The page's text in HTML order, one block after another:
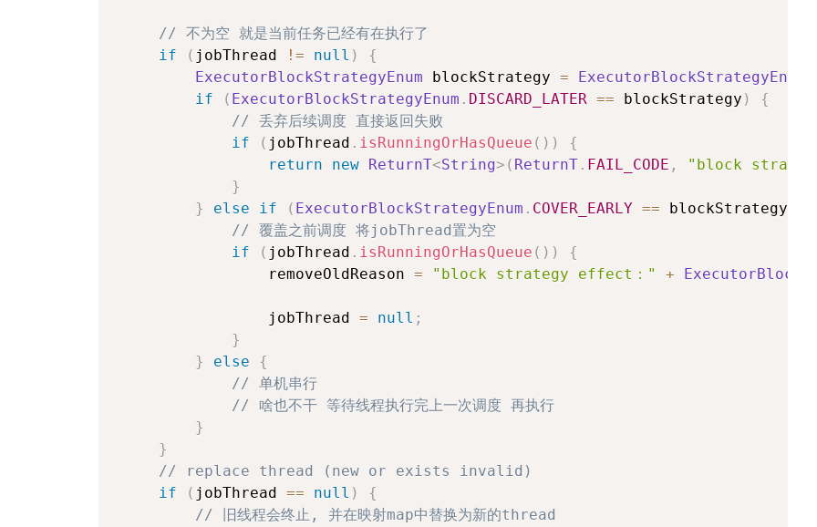
// 不为空 就是当前任务已经有在执行了
if
( jobThread != null )
{
ExecutorBlockStrategyEnum blockStrategy = ExecutorBlockStrategyEnum
if
( ExecutorBlockStrategyEnum . DISCARD_LATER == blockStrategy )
{
// 丢弃后续调度 直接返回失败
if
( jobThread . isRunningOrHasQueue ( ) )
{
return
new ReturnT<String> ( ReturnT . FAIL_CODE , "block
}
}
else if ( ExecutorBlockStrategyEnum . COVER_EARLY == blockStrategy
// 覆盖之前调度 将jobThread置为空
if
( jobThread . isRunningOrHasQueue ( ) )
{
                removeOldReason
= "block strategy effect：" +
                jobThread
= null ;
}
}
else
{
// 单机串行
// 啥也不干 等待线程执行完上一次调度 再执行
}
}
// replace thread (new or exists invalid)
if
( jobThread == null )
{
// 旧线程会终止, 并在映射map中替换为新的thread